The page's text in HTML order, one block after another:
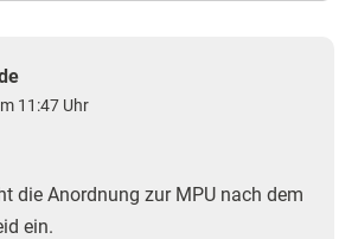
11:47 Uhr
die Anordnung zur MPU nach dem
ein.